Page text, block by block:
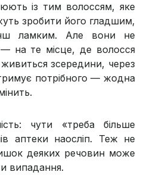
із тим волоссям, яке
зробити його гладшим,
ламким. Але вони не
на те місце, де волосся
зсередини, через
потрібного — жодна
чути «треба більше
аптеки наосліп. Теж не
деяких речовин може
випадання.